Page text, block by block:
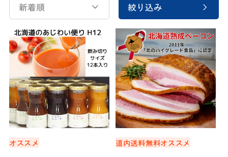
新着順 絞り込み
オススメ 道内送料無料オススメ